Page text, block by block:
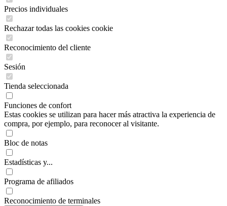
Precios individuales
Rechazar todas las cookies cookie
Reconocimiento del cliente
Sesión
Tienda seleccionada
Funciones de confort
Estas cookies se utilizan para hacer más atractiva la experiencia de
compra, por ejemplo, para reconocer al visitante.
Bloc de notas
Estadísticas y...
Programa de afiliados
Reconocimiento de terminales